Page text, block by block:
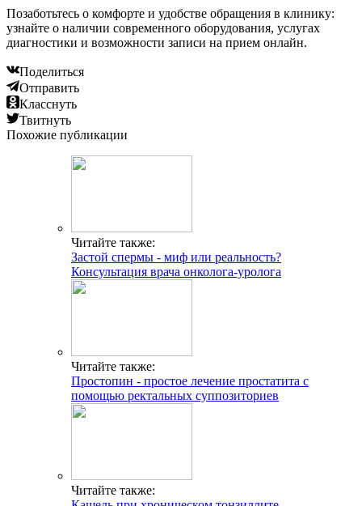
Позаботьтесь о комфорте и удобстве обращения в клинику:
узнайте о наличии современного оборудования, услугах
диагностики и возможности записи на прием онлайн.
Поделиться
Отправить
Класснуть
Твитнуть
Похожие публикации
Читайте также:
Застой спермы - миф или реальность?
Консультация врача онколога-уролога
Читайте также:
Простопин - простое лечение простатита с
помощью ректальных суппозиториев
Читайте также: